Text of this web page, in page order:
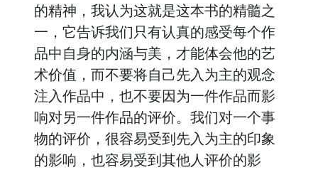
的精神，我认为这就是这本书的精髓之
一，它告诉我们只有认真的感受每个作
品中自身的内涵与美，才能体会他的艺
术价值，而不要将自己先入为主的观念
注入作品中，也不要因为一件作品而影
响对另一件作品的评价。我们对一个事
物的评价，很容易受到先入为主的印象
的影响，也容易受到其他人评价的影